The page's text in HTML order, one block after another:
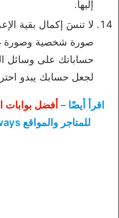
إليها.
لا تنسَ إكمال بقية
صورة شخصية وصورة
حساباتك على وسائل
لجعل حسابك يبدو
اقرأ أيضًا – أفضل بوابات
للمتاجر والمواقع Payment Gateways